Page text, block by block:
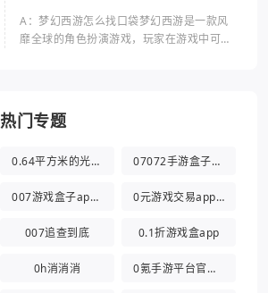
A：梦幻西游怎么找口袋梦幻西游是一款风
靡全球的角色扮演游戏，玩家在游戏中可以
热门专题
0.64平方米的光都与你有关 07072手游盒子app
007游戏盒子app官方版 0元游戏交易app(0氪游戏盒)
007追查到底 0.1折游戏盒app
0h消消消 0氪手游平台官方版